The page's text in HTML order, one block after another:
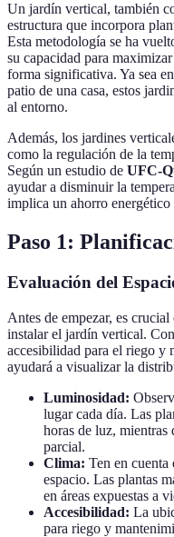
Un jardín vertical, también
estructura que incorpora
Esta metodología se ha
su capacidad para
forma significativa. Ya sea
patio de una casa, estos
al entorno.
Además, los jardines
como la regulación de la
Según un estudio de UFC-
ayudar a disminuir la
implica un ahorro
Paso 1:
Evaluación del
Antes de empezar, es
instalar el jardín vertical.
accesibilidad para el riego y
ayudará a visualizar la
Luminosidad:
lugar cada día. Las
horas de luz, mientras
parcial.
Clima: Ten en
espacio. Las plantas
en áreas expuestas a
Accesibilidad: La
para riego y